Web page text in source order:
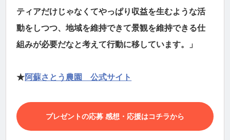
ティアだけじゃなくてやっぱり収益を生むような活
動をしつつ、地域を維持できて景観を維持できる仕
組みが必要だなと考えて行動に移しています。」
★阿蘇さとう農園 公式サイト
プレゼントの応募 感想・応援はコチラから